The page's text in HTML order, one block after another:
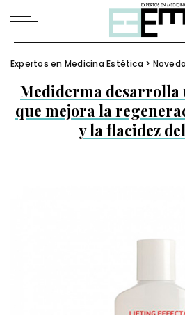
Expertos en Medicina Estética >
Mediderma
que mejora la
y la flacidez